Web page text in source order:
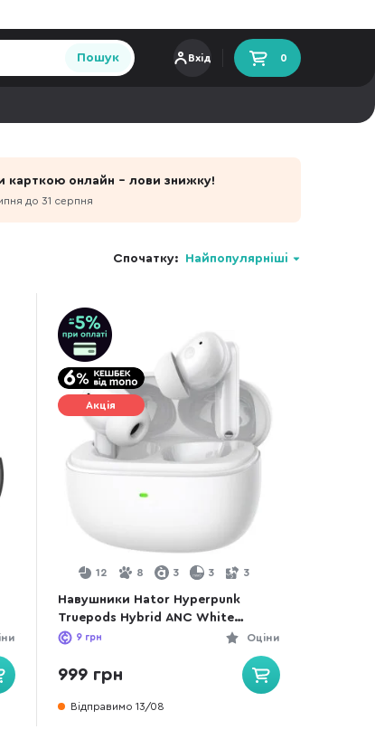
Пошук Вхід 0
карткою онлайн - лови знижку!
до 31 серпня
Спочатку: Найпопулярніші
Акція
12 8 3 3 3
Навушники Hator Hyperpunk
Truepods Hybrid ANC White
(HTA432)
Оціни
9грн
999 грн
Відправимо 13/08